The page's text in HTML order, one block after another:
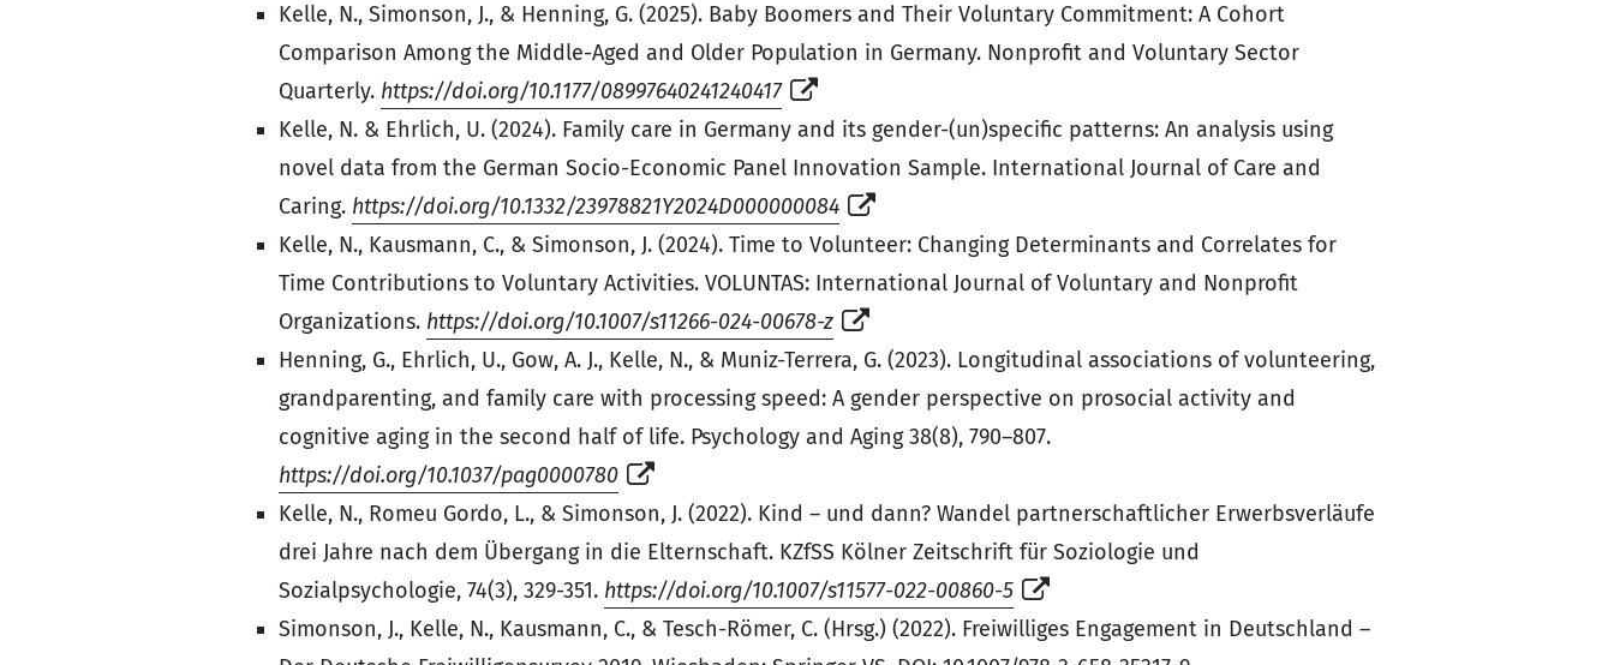
Kelle, N., Simonson, J., & Henning, G. (2025). Baby Boomers and Their Voluntary Commitment: A Cohort
Comparison Among the Middle-Aged and Older Population in Germany. Nonprofit and Voluntary Sector
Quarterly. https://doi.org/10.1177/08997640241240417
Kelle, N. & Ehrlich, U. (2024). Family care in Germany and its gender-(un)specific patterns: An analysis using
novel data from the German Socio-Economic Panel Innovation Sample. International Journal of Care and
Caring. https://doi.org/10.1332/23978821Y2024D000000084
Kelle, N., Kausmann, C., & Simonson, J. (2024). Time to Volunteer: Changing Determinants and Correlates for
Time Contributions to Voluntary Activities. VOLUNTAS: International Journal of Voluntary and Nonprofit
Organizations. https://doi.org/10.1007/s11266-024-00678-z
Henning, G., Ehrlich, U., Gow, A. J., Kelle, N., & Muniz-Terrera, G. (2023). Longitudinal associations of volunteering,
grandparenting, and family care with processing speed: A gender perspective on prosocial activity and
cognitive aging in the second half of life. Psychology and Aging 38(8), 790–807.
https://doi.org/10.1037/pag0000780
Kelle, N., Romeu Gordo, L., & Simonson, J. (2022). Kind – und dann? Wandel partnerschaftlicher Erwerbsverläufe
drei Jahre nach dem Übergang in die Elternschaft. KZfSS Kölner Zeitschrift für Soziologie und
Sozialpsychologie, 74(3), 329-351. https://doi.org/10.1007/s11577-022-00860-5
Simonson, J., Kelle, N., Kausmann, C., & Tesch-Römer, C. (Hrsg.) (2022). Freiwilliges Engagement in Deutschland –